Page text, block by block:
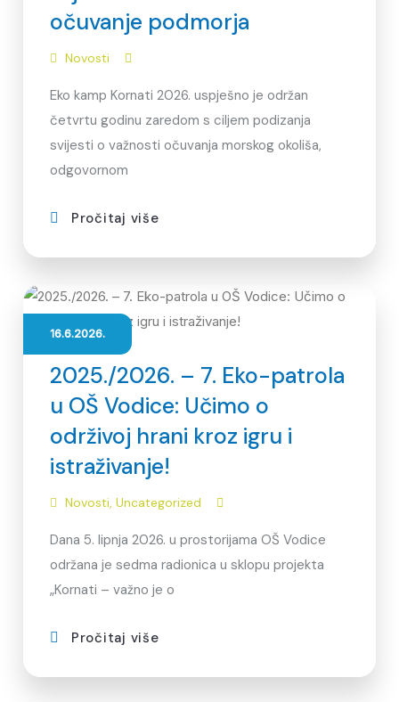
očuvanje podmorja
Novosti
Eko kamp Kornati 2026. uspješno je održan
četvrtu godinu zaredom s ciljem podizanja
svijesti o važnosti očuvanja morskog okoliša,
odgovornom
Pročitaj više
16.6.2026.
2025./2026. – 7. Eko-patrola
u OŠ Vodice: Učimo o
održivoj hrani kroz igru i
istraživanje!
Novosti,Uncategorized
Dana 5. lipnja 2026. u prostorijama OŠ Vodice
održana je sedma radionica u sklopu projekta
„Kornati – važno je o
Pročitaj više